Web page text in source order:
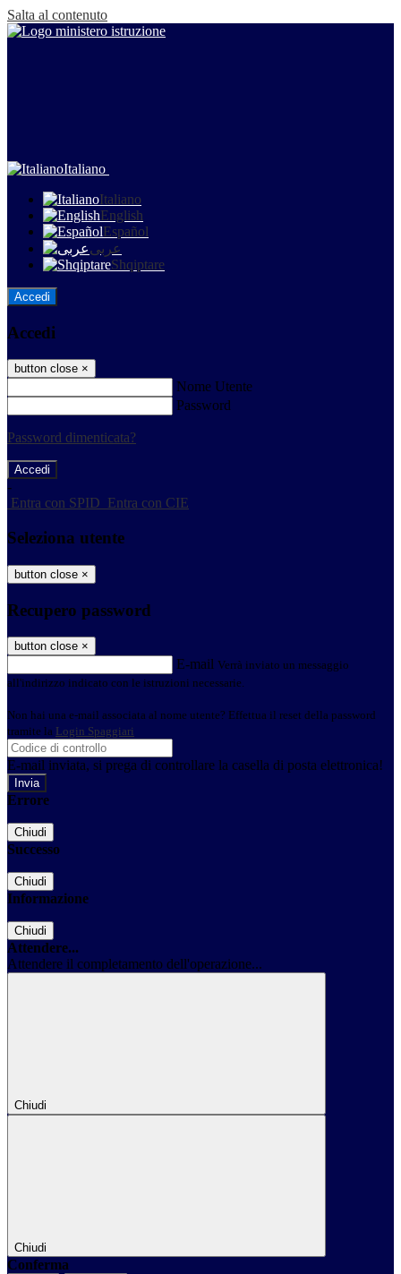
Salta al contenuto
Italiano
Italiano
English
Español
عربى
Shqiptare
Accedi
Accedi
button close ×
Nome Utente
Password
Password dimenticata?
-
Entra con SPID Entra con CIE
Seleziona utente
button close ×
Recupero password
button close ×
E-mail Verrà inviato un messaggio
all'indirizzo indicato con le istruzioni necessarie.
Non hai una e-mail associata al nome utente? Effettua il reset della password
tramite la Login Spaggiari
E-mail inviata, si prega di controllare la casella di posta elettronica!
Errore
Chiudi
Successo
Chiudi
Informazione
Chiudi
Attendere...
Attendere il completamento dell'operazione...
Chiudi
Chiudi
Conferma